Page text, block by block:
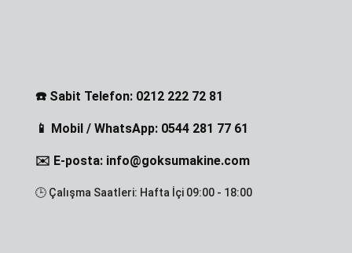
☎️ Sabit Telefon: 0212 222 72 81
📱 Mobil / WhatsApp: 0544 281 77 61
✉️ E-posta: info@goksumakine.com
🕒 Çalışma Saatleri: Hafta İçi 09:00 - 18:00